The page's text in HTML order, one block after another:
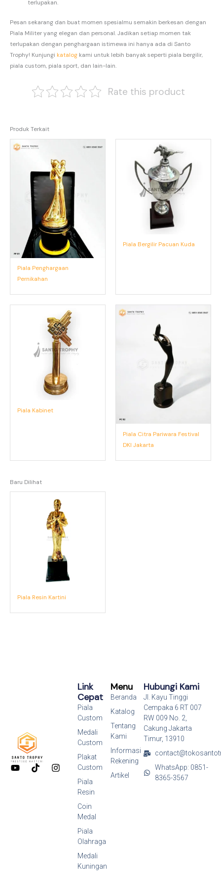
terlupakan.
Pesan sekarang dan buat momen spesialmu semakin berkesan dengan
Piala Militer yang elegan dan personal. Jadikan setiap momen tak
terlupakan dengan penghargaan istimewa ini hanya ada di Santo
Trophy! Kunjungi katalog kami untuk lebih banyak seperti piala bergilir,
piala custom, piala sport, dan lain-lain.
Rate this product
Produk Terkait
Piala Penghargaan
Pernikahan
Piala Bergilir Pacuan Kuda
Piala Kabinet
Piala Citra Pariwara Festival
DKI Jakarta
Baru Dilihat
Piala Resin Kartini
Y T
i
I
Menu
Beranda
Katalog
Tentang
Kami
Informasi
Rekening
Artikel
Link
Cepat
Piala
Custom
Medali
Custom
Plakat
Custom
Piala
Resin
Coin
Medal
Piala
Olahraga
Medali
Kuningan
Hubungi Kami
Jl. Kayu Tinggi
Cempaka 6 RT 007
RW 009 No. 2,
Cakung Jakarta
Timur, 13910
WhatsApp: 0851-
8365-3567